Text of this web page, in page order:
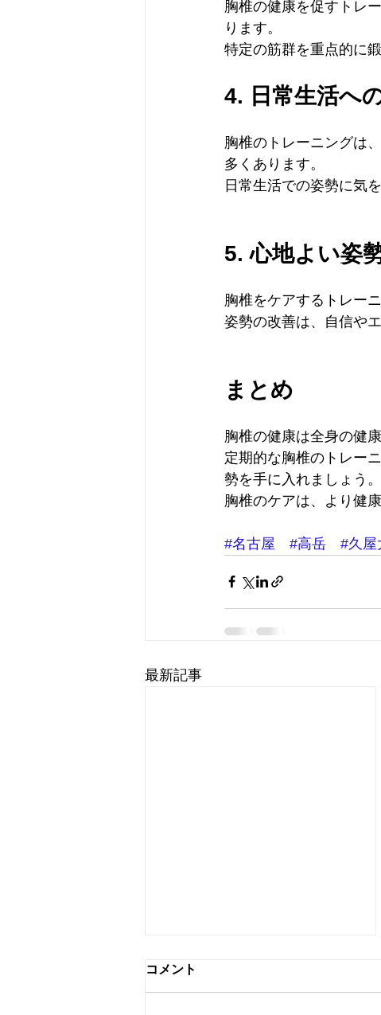
胸椎の健康を促すトレ
ります。
特定の筋群を重点的に
4. 日常生活へ
胸椎のトレーニングは
多くあります。
日常生活での姿勢に気
5. 心地よい姿
胸椎をケアするトレー
姿勢の改善は、自信や
まとめ
胸椎の健康は全身の健
定期的な胸椎のトレー
勢を手に入れましょう。
胸椎のケアは、より健
#名古屋 #高岳 #久屋
最新記事
コメント